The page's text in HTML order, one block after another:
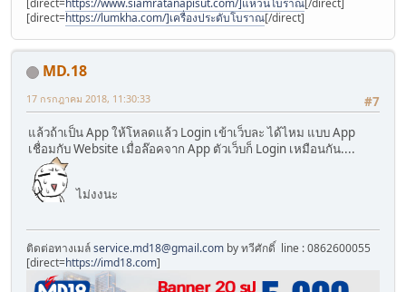
[direct=https://www.siamratanapisut.com/]แหวนโบราณ[/direct]
[direct=https://lumkha.com/]เครื่องประดับโบราณ[/direct]
MD.18
#7
17 กรกฎาคม 2018, 11:30:33
แล้วถ้าเป็น App ให้โหลดแล้ว Login เข้าเว็บละ ได้ไหม แบบ App
เชื่อมกับ Website เมื่อล๊อคจาก App ตัวเว็บก็ Login เหมือนกัน....
ไม่งงนะ
ติดต่อทางเมล์service.md18@gmail.com by ทวีศักดิ์ line : 0862600055
[direct=https://imd18.com]